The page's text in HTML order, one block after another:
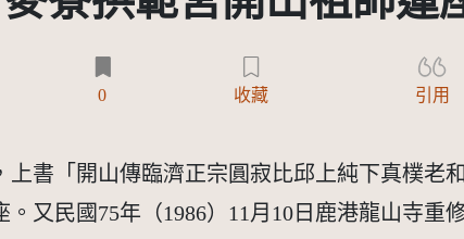
0 收藏 引用
書「開山傳臨濟正宗圓寂比邱上純下真樸老
又民國75年（1986）11月10日鹿港龍山寺重